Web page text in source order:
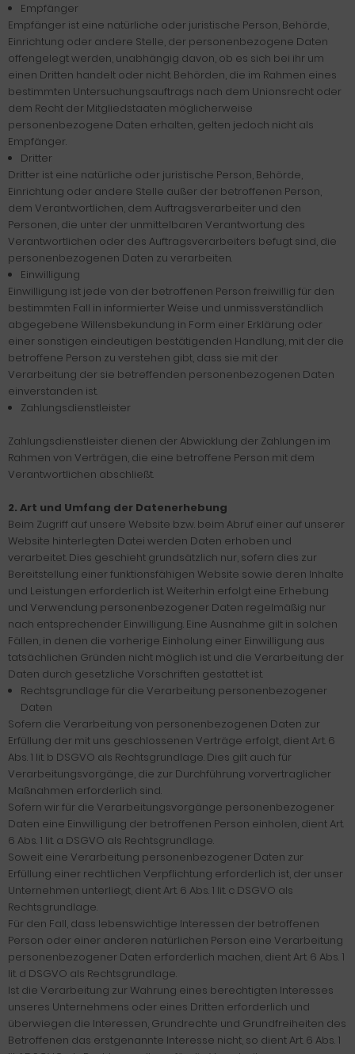
Empfänger
Empfänger ist eine natürliche oder juristische Person, Behörde,
Einrichtung oder andere Stelle, der personenbezogene Daten
offengelegt werden, unabhängig davon, ob es sich bei ihr um
einen Dritten handelt oder nicht. Behörden, die im Rahmen eines
bestimmten Untersuchungsauftrags nach dem Unionsrecht oder
dem Recht der Mitgliedstaaten möglicherweise
personenbezogene Daten erhalten, gelten jedoch nicht als
Empfänger.
Dritter
Dritter ist eine natürliche oder juristische Person, Behörde,
Einrichtung oder andere Stelle außer der betroffenen Person,
dem Verantwortlichen, dem Auftragsverarbeiter und den
Personen, die unter der unmittelbaren Verantwortung des
Verantwortlichen oder des Auftragsverarbeiters befugt sind, die
personenbezogenen Daten zu verarbeiten.
Einwilligung
Einwilligung ist jede von der betroffenen Person freiwillig für den
bestimmten Fall in informierter Weise und unmissverständlich
abgegebene Willensbekundung in Form einer Erklärung oder
einer sonstigen eindeutigen bestätigenden Handlung, mit der die
betroffene Person zu verstehen gibt, dass sie mit der
Verarbeitung der sie betreffenden personenbezogenen Daten
einverstanden ist.
Zahlungsdienstleister
Zahlungsdienstleister dienen der Abwicklung der Zahlungen im
Rahmen von Verträgen, die eine betroffene Person mit dem
Verantwortlichen abschließt.
2. Art und Umfang der Datenerhebung
Beim Zugriff auf unsere Website bzw. beim Abruf einer auf unserer
Website hinterlegten Datei werden Daten erhoben und
verarbeitet. Dies geschieht grundsätzlich nur, sofern dies zur
Bereitstellung einer funktionsfähigen Website sowie deren Inhalte
und Leistungen erforderlich ist. Weiterhin erfolgt eine Erhebung
und Verwendung personenbezogener Daten regelmäßig nur
nach entsprechender Einwilligung. Eine Ausnahme gilt in solchen
Fällen, in denen die vorherige Einholung einer Einwilligung aus
tatsächlichen Gründen nicht möglich ist und die Verarbeitung der
Daten durch gesetzliche Vorschriften gestattet ist.
Rechtsgrundlage für die Verarbeitung personenbezogener
Daten
Sofern die Verarbeitung von personenbezogenen Daten zur
Erfüllung der mit uns geschlossenen Verträge erfolgt, dient Art. 6
Abs. 1 lit. b DSGVO als Rechtsgrundlage. Dies gilt auch für
Verarbeitungsvorgänge, die zur Durchführung vorvertraglicher
Maßnahmen erforderlich sind.
Sofern wir für die Verarbeitungsvorgänge personenbezogener
Daten eine Einwilligung der betroffenen Person einholen, dient Art.
6 Abs. 1 lit. a DSGVO als Rechtsgrundlage.
Soweit eine Verarbeitung personenbezogener Daten zur
Erfüllung einer rechtlichen Verpflichtung erforderlich ist, der unser
Unternehmen unterliegt, dient Art. 6 Abs. 1 lit. c DSGVO als
Rechtsgrundlage.
Für den Fall, dass lebenswichtige Interessen der betroffenen
Person oder einer anderen natürlichen Person eine Verarbeitung
personenbezogener Daten erforderlich machen, dient Art. 6 Abs. 1
lit. d DSGVO als Rechtsgrundlage.
Ist die Verarbeitung zur Wahrung eines berechtigten Interesses
unseres Unternehmens oder eines Dritten erforderlich und
überwiegen die Interessen, Grundrechte und Grundfreiheiten des
Betroffenen das erstgenannte Interesse nicht, so dient Art. 6 Abs. 1